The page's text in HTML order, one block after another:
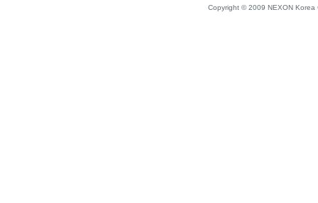
Copyright © 2009 NEXON Korea